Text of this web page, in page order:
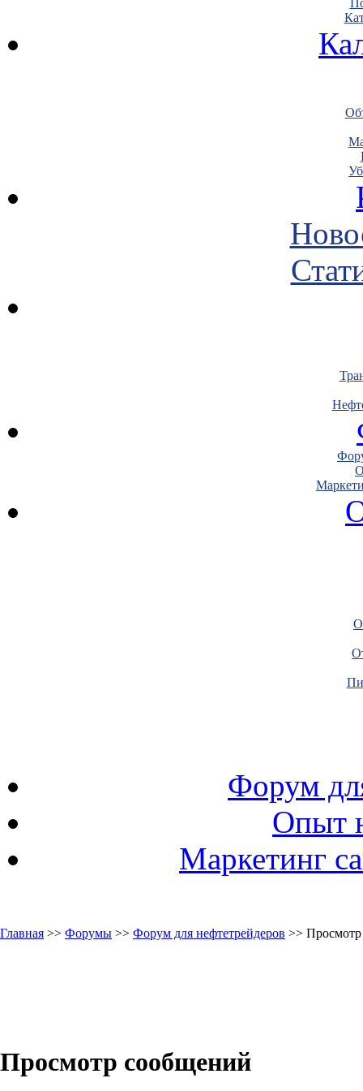
Форум
Опыт
Маркетинг
Главная >> Форумы >> Форум для нефтетрейдеров >>
Просмотр сообщений